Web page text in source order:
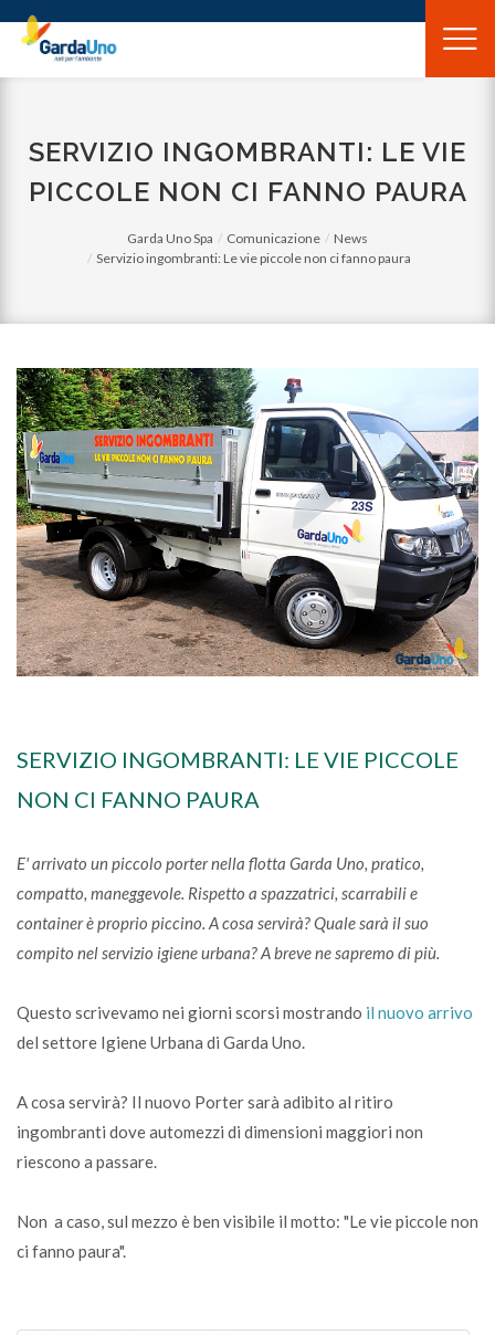
Gardauno
Spa
SERVIZIO INGOMBRANTI: LE VIE
PICCOLE NON CI FANNO PAURA
Garda Uno Spa Comunicazione
News
Servizio ingombranti: Le vie piccole non ci fanno paura
SERVIZIO INGOMBRANTI: LE VIE PICCOLE
NON CI FANNO PAURA
E' arrivato un piccolo porter nella flotta Garda Uno, pratico,
compatto, maneggevole. Rispetto a spazzatrici, scarrabili e
container è proprio piccino. A cosa servirà? Quale sarà il suo
compito nel servizio igiene urbana? A breve ne sapremo di più.
Questo scrivevamo nei giorni scorsi mostrando il nuovo arrivo
del settore Igiene Urbana di Garda Uno.
A cosa servirà? Il nuovo Porter sarà adibito al ritiro
ingombranti dove automezzi di dimensioni maggiori non
riescono a passare.
Non a caso, sul mezzo è ben visibile il motto: "Le vie piccole non
ci fanno paura".